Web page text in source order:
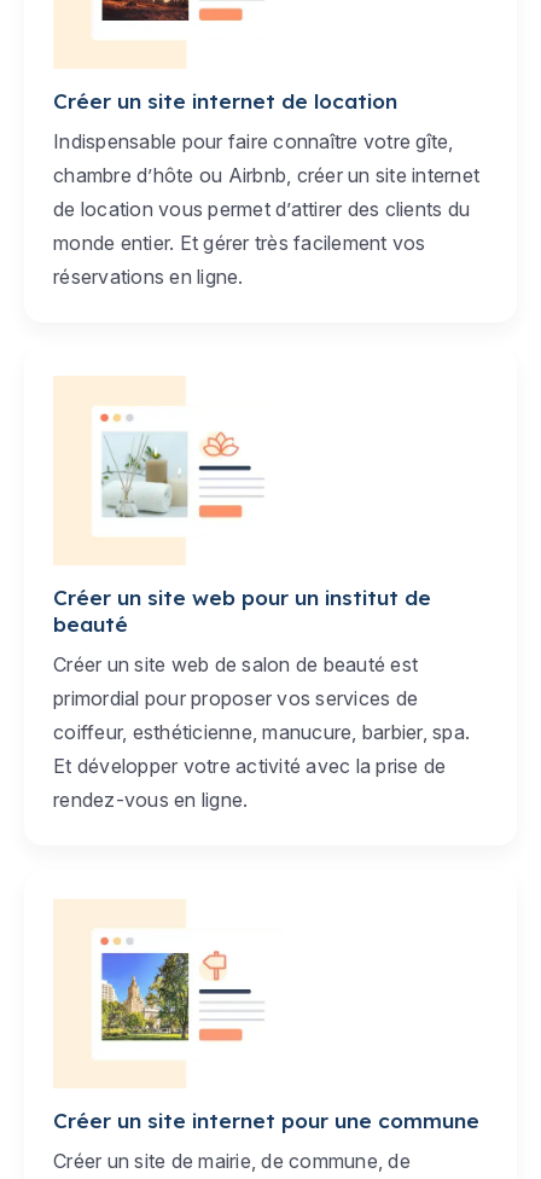
Créer un site internet de location
Indispensable pour faire connaître votre gîte,
chambre d’hôte ou Airbnb, créer un site internet
de location vous permet d’attirer des clients du
monde entier. Et gérer très facilement vos
réservations en ligne.
Créer un site web pour un institut de
beauté
Créer un site web de salon de beauté est
primordial pour proposer vos services de
coiffeur, esthéticienne, manucure, barbier, spa.
Et développer votre activité avec la prise de
rendez-vous en ligne.
Créer un site internet pour une commune
Créer un site de mairie, de commune, de